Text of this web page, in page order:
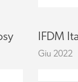
IFDM
Giu 2022